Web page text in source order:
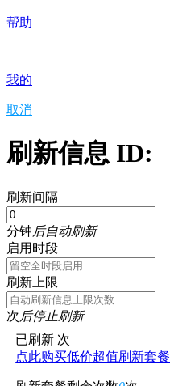
帮助
我的
取消
刷新信息 ID:
刷新间隔
分钟后自动刷新
启用时段
刷新上限
次后停止刷新
已刷新 次
点此购买低价超值刷新套餐